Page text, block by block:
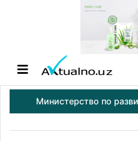
Министерство по